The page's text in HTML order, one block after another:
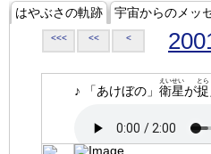
はやぶさの軌跡 宇宙からのメッ
<<< << <
♪ 「あけぼの」 衛星
えいせい
が捉
とら